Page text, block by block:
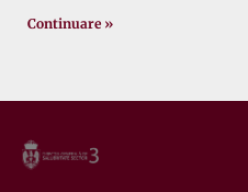
Continuare »